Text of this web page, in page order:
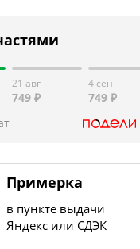
21 авг
749 ₽
4 сен
749 ₽
Примерка
в пункте выдачи
Яндекс или СДЭК